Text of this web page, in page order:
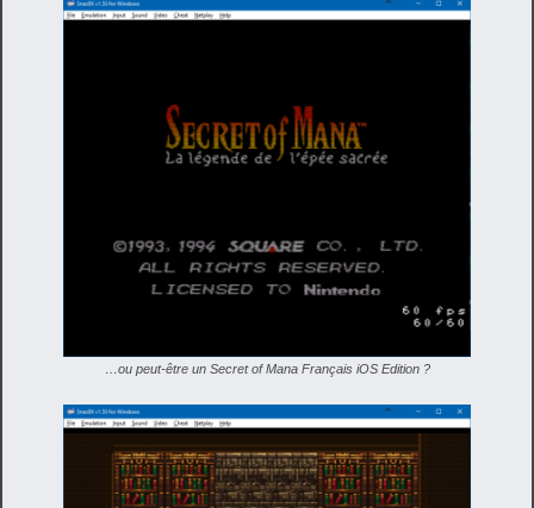
…ou peut-être un Secret of Mana Français iOS Edition ?